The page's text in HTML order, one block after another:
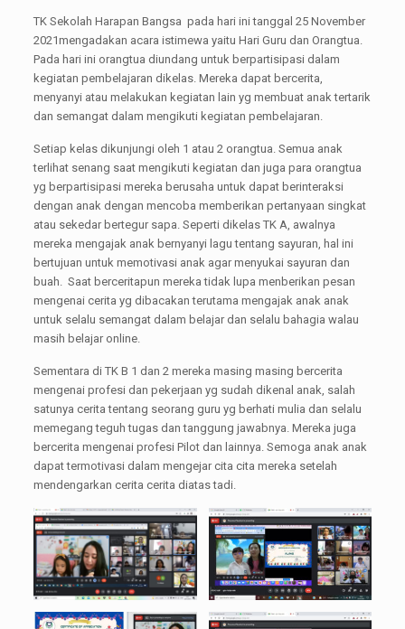
TK Sekolah Harapan Bangsa pada hari ini tanggal 25 November
2021mengadakan acara istimewa yaitu Hari Guru dan Orangtua.
Pada hari ini orangtua diundang untuk berpartisipasi dalam
kegiatan pembelajaran dikelas. Mereka dapat bercerita,
menyanyi atau melakukan kegiatan lain yg membuat anak tertarik
dan semangat dalam mengikuti kegiatan pembelajaran.
Setiap kelas dikunjungi oleh 1 atau 2 orangtua. Semua anak
terlihat senang saat mengikuti kegiatan dan juga para orangtua
yg berpartisipasi mereka berusaha untuk dapat berinteraksi
dengan anak dengan mencoba memberikan pertanyaan singkat
atau sekedar bertegur sapa. Seperti dikelas TK A, awalnya
mereka mengajak anak bernyanyi lagu tentang sayuran, hal ini
bertujuan untuk memotivasi anak agar menyukai sayuran dan
buah. Saat berceritapun mereka tidak lupa menberikan pesan
mengenai cerita yg dibacakan terutama mengajak anak anak
untuk selalu semangat dalam belajar dan selalu bahagia walau
masih belajar online.
Sementara di TK B 1 dan 2 mereka masing masing bercerita
mengenai profesi dan pekerjaan yg sudah dikenal anak, salah
satunya cerita tentang seorang guru yg berhati mulia dan selalu
memegang teguh tugas dan tanggung jawabnya. Mereka juga
bercerita mengenai profesi Pilot dan lainnya. Semoga anak anak
dapat termotivasi dalam mengejar cita cita mereka setelah
mendengarkan cerita cerita diatas tadi.